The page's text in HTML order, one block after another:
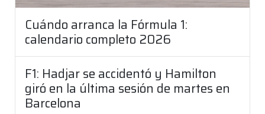
Cuándo arranca la Fórmula 1:
calendario completo 2026
F1: Hadjar se accidentó y Hamilton
giró en la última sesión de martes en
Barcelona